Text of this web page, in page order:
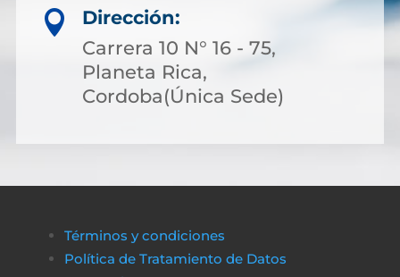

Dirección:
Carrera 10 N° 16 - 75,
Planeta Rica,
Cordoba(Única Sede)
Términos y condiciones
Política de Tratamiento de Datos